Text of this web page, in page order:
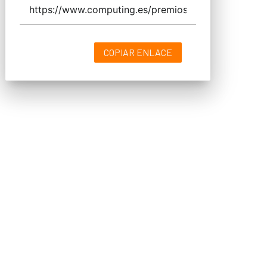
COPIAR ENLACE